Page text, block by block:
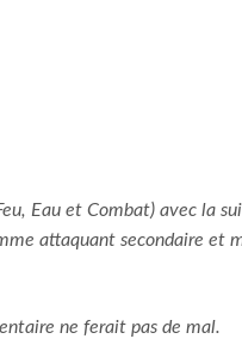
Eau et Combat) avec la
attaquant secondaire et
ne ferait pas de mal.